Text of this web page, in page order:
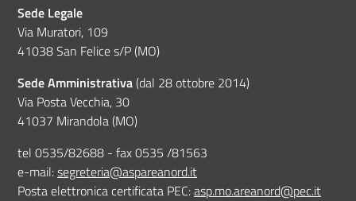
Sede Legale
Via Muratori, 109
41038 San Felice s/P (MO)
Sede Amministrativa (dal 28 ottobre 2014)
Via Posta Vecchia, 30
41037 Mirandola (MO)
tel 0535/82688 - fax 0535 /81563
e-mail:segreteria@aspareanord.it
Posta elettronica certificata PEC:asp.mo.areanord@pec.it